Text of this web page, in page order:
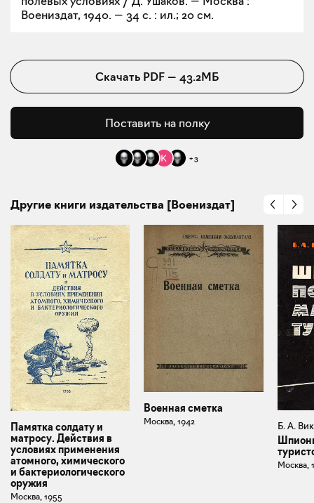
Воениздат, 1940. — 34 с. : ил.; 20 см.
Скачать PDF — 43.2МБ
Поставить на полку
+3
Другие книги издательства [Воениздат]
Памятка солдату и
матросу. Действия в
условиях применения
атомного, химического
и бактериологического
оружия
Москва, 1955
Военная сметка
Москва, 1942 Б. А.
Москва,